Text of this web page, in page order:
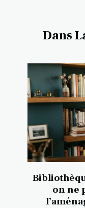
Dans
on ne